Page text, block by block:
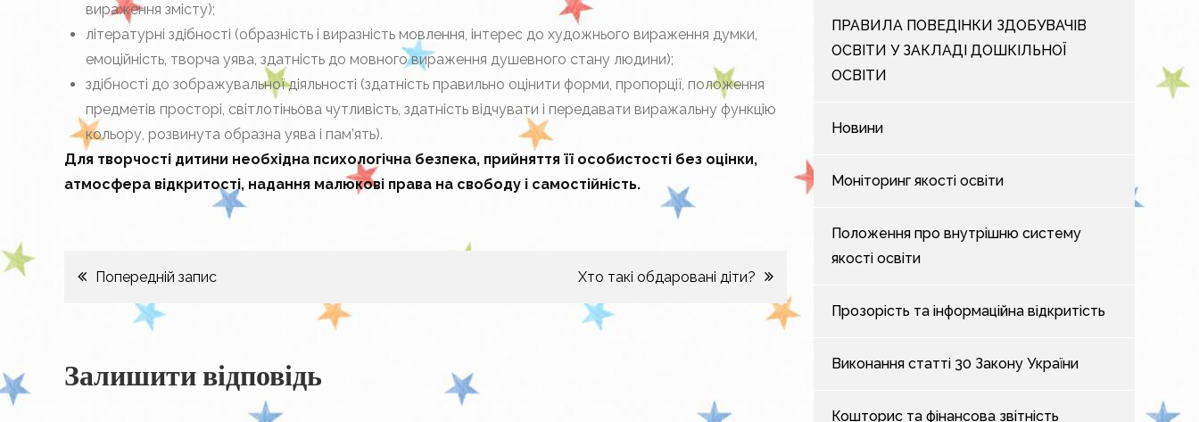
вираження змісту);
літературні здібності (образність і виразність мовлення, ін­терес до художнього вираження думки,
емоційність, творча уява, здатність до мовного вираження душевного стану людини);
здібності до зображувальної діяльності (здатність пра­вильно оцінити форми, пропорції, положення
предметів просторі, світлотіньова чутливість, здатність відчувати і переда­вати виражальну функцію
кольору, розвинута образна уява і пам’ять).
Для творчості дитини необхідна психологічна безпека, прийняття її особистості без оцінки,
атмосфера відкритості, надання малюкові права на свободу і самостійність.
Навігація
записів
Попередній запис Хто такі обдаровані діти?
Залишити відповідь
ПРАВИЛА ПОВЕДІНКИ ЗДОБУВАЧІВ
ОСВІТИ У ЗАКЛАДІ ДОШКІЛЬНОЇ
ОСВІТИ
Новини
Моніторинг якості освіти
Положення про внутрішню систему
якості освіти
Прозорість та інформаційна відкритість
Виконання статті 30 Закону України
Кошторис та фінансова звітність